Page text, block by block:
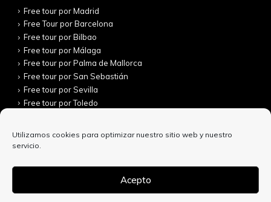
Utilizamos cookies para optimizar nuestro sitio web y nuestro
servicio.
Acepto
Free tour por Madrid
Free Tour por Barcelona
Free tour por Bilbao
Free tour por Málaga
Free tour por Palma de Mallorca
Free tour por San Sebastián
Free tour por Sevilla
Free tour por Toledo